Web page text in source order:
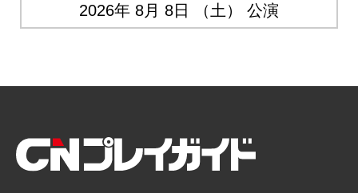
2026年 8月 8日 （土） 公演